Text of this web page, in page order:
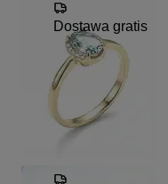
Dostawa gratis